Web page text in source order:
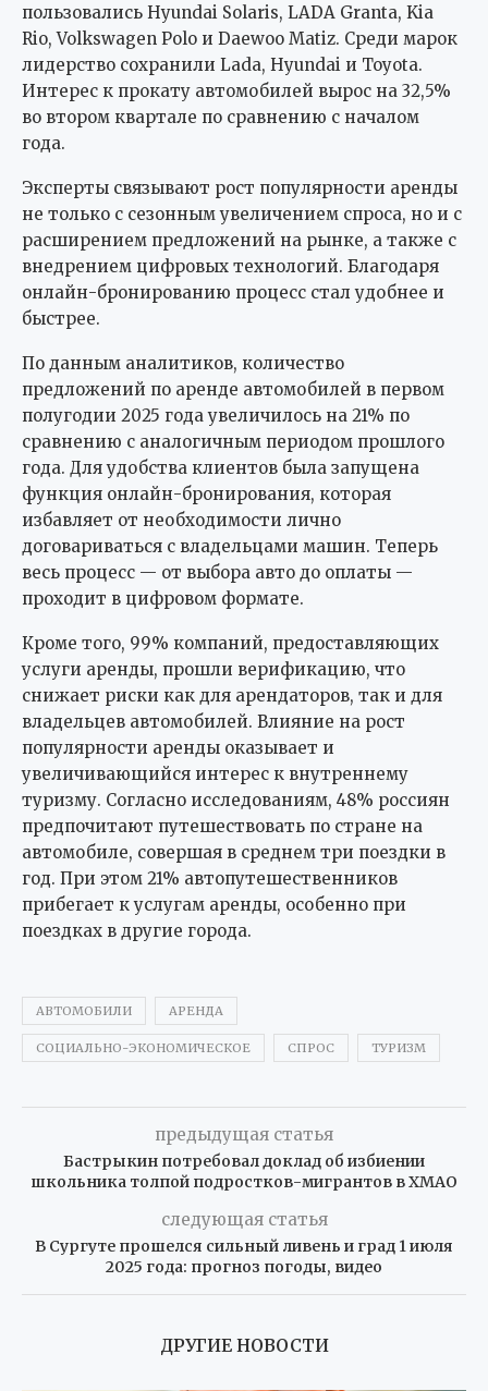
пользовались Hyundai Solaris, LADA Granta, Kia
Rio, Volkswagen Polo и Daewoo Matiz. Среди марок
лидерство сохранили Lada, Hyundai и Toyota.
Интерес к прокату автомобилей вырос на 32,5%
во втором квартале по сравнению с началом
года.
Эксперты связывают рост популярности аренды
не только с сезонным увеличением спроса, но и с
расширением предложений на рынке, а также с
внедрением цифровых технологий. Благодаря
онлайн-бронированию процесс стал удобнее и
быстрее.
По данным аналитиков, количество
предложений по аренде автомобилей в первом
полугодии 2025 года увеличилось на 21% по
сравнению с аналогичным периодом прошлого
года. Для удобства клиентов была запущена
функция онлайн-бронирования, которая
избавляет от необходимости лично
договариваться с владельцами машин. Теперь
весь процесс — от выбора авто до оплаты —
проходит в цифровом формате.
Кроме того, 99% компаний, предоставляющих
услуги аренды, прошли верификацию, что
снижает риски как для арендаторов, так и для
владельцев автомобилей. Влияние на рост
популярности аренды оказывает и
увеличивающийся интерес к внутреннему
туризму. Согласно исследованиям, 48% россиян
предпочитают путешествовать по стране на
автомобиле, совершая в среднем три поездки в
год. При этом 21% автопутешественников
прибегает к услугам аренды, особенно при
поездках в другие города.
АВТОМОБИЛИ АРЕНДА
СОЦИАЛЬНО-ЭКОНОМИЧЕСКОЕ СПРОС ТУРИЗМ
предыдущая статья
Бастрыкин потребовал доклад об избиении
школьника толпой подростков-мигрантов в ХМАО
следующая статья
В Сургуте прошелся сильный ливень и град 1 июля
2025 года: прогноз погоды, видео
ДРУГИЕ НОВОСТИ